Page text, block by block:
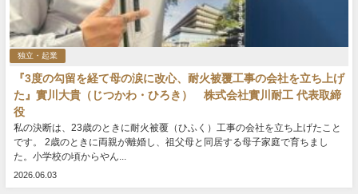
独立・起業
『3度の勾留を経て母の涙に改心、耐火被覆工事の会社を立ち上げ
た』實川大貴（じつかわ・ひろき） 株式会社實川耐工 代表取締
役
私の決断は、23歳のときに耐火被覆（ひふく）工事の会社を立ち上げたこと
です。 2歳のときに両親が離婚し、祖父母と同居する母子家庭で育ちまし
た。小学校の頃からやん...
2026.06.03